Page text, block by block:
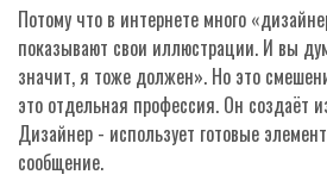
Потому что в интернете много
показывают свои иллюстрации. И вы
значит, я тоже должен». Но это
это отдельная профессия. Он создаёт
Дизайнер - использует готовые
сообщение.